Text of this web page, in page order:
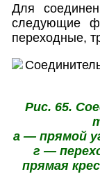
Для
следующие
переходные,
Рис. 65.
а — прямой
г —
прямая